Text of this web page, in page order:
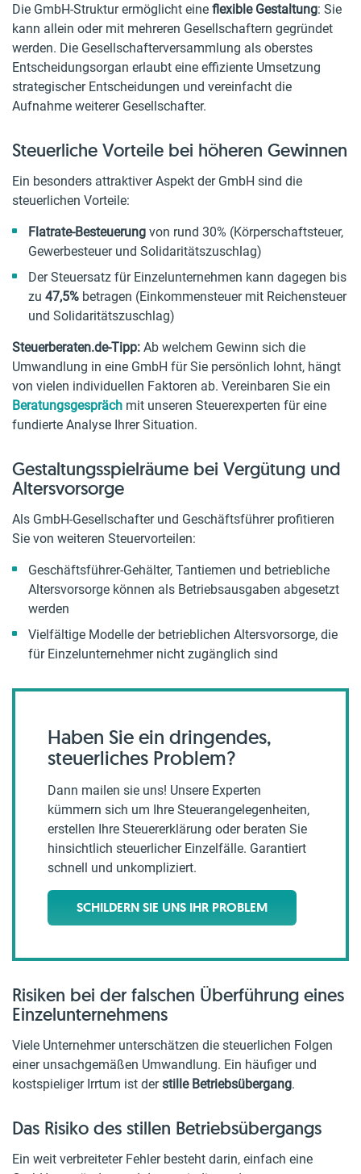
Die GmbH-Struktur ermöglicht eine flexible Gestaltung: Sie
kann allein oder mit mehreren Gesellschaftern gegründet
werden. Die Gesellschafterversammlung als oberstes
Entscheidungsorgan erlaubt eine effiziente Umsetzung
strategischer Entscheidungen und vereinfacht die
Aufnahme weiterer Gesellschafter.
Steuerliche Vorteile bei höheren Gewinnen
Ein besonders attraktiver Aspekt der GmbH sind die
steuerlichen Vorteile:
Flatrate-Besteuerung von rund 30% (Körperschaftsteuer,
Gewerbesteuer und Solidaritätszuschlag)
Der Steuersatz für Einzelunternehmen kann dagegen bis
zu 47,5% betragen (Einkommensteuer mit Reichensteuer
und Solidaritätszuschlag)
Steuerberaten.de-Tipp: Ab welchem Gewinn sich die
Umwandlung in eine GmbH für Sie persönlich lohnt, hängt
von vielen individuellen Faktoren ab. Vereinbaren Sie ein
Beratungsgespräch mit unseren Steuerexperten für eine
fundierte Analyse Ihrer Situation.
Gestaltungsspielräume bei Vergütung und
Altersvorsorge
Als GmbH-Gesellschafter und Geschäftsführer profitieren
Sie von weiteren Steuervorteilen:
Geschäftsführer-Gehälter, Tantiemen und betriebliche
Altersvorsorge können als Betriebsausgaben abgesetzt
werden
Vielfältige Modelle der betrieblichen Altersvorsorge, die
für Einzelunternehmer nicht zugänglich sind
Haben Sie ein dringendes,
steuerliches Problem?
Dann mailen sie uns! Unsere Experten
kümmern sich um Ihre Steuerangelegenheiten,
erstellen Ihre Steuererklärung oder beraten Sie
hinsichtlich steuerlicher Einzelfälle. Garantiert
schnell und unkompliziert.
SCHILDERN SIE UNS IHR PROBLEM
Risiken bei der falschen Überführung eines
Einzelunternehmens
Viele Unternehmer unterschätzen die steuerlichen Folgen
einer unsachgemäßen Umwandlung. Ein häufiger und
kostspieliger Irrtum ist derstille Betriebsübergang.
Das Risiko des stillen Betriebsübergangs
Ein weit verbreiteter Fehler besteht darin, einfach eine